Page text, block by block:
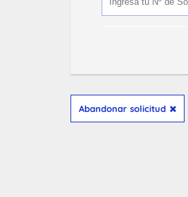
Abandonar solicitud